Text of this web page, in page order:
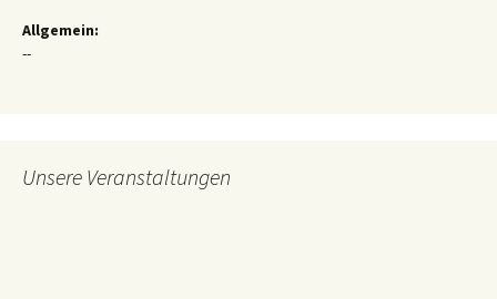
Allgemein:
--
Unsere Veranstaltungen